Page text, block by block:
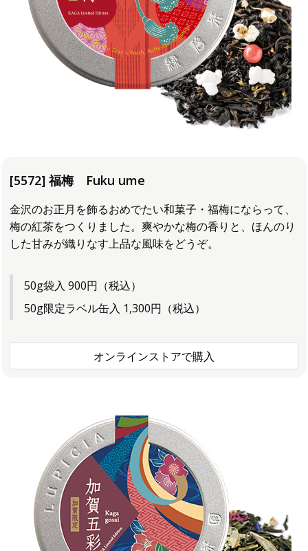
[5572] 福梅 Fuku ume
金沢のお正月を飾るおめでたい和菓子・福梅にならって、
梅の紅茶をつくりました。爽やかな梅の香りと、ほんのり
した甘みが織りなす上品な風味をどうぞ。
50g袋入 900円（税込）
50g限定ラベル缶入 1,300円（税込）
オンラインストアで購入